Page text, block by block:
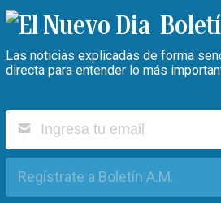
Las noticias explicadas de forma
directa para entender lo más
Regístrate a Boletín A.M.